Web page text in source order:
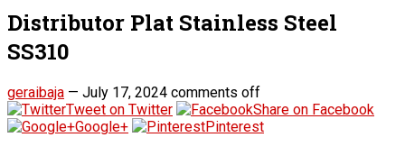
Distributor Plat Stainless Steel
SS310
geraibaja — July 17, 2024 comments off
Tweet on Twitter
Share on Facebook
Google+
Pinterest